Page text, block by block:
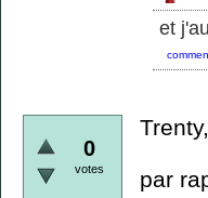
et
0
votes par